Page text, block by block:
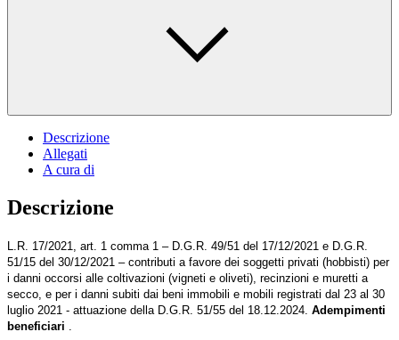
Descrizione
Allegati
A cura di
Descrizione
L.R. 17/2021, art. 1 comma 1 – D.G.R. 49/51 del 17/12/2021 e D.G.R.
51/15 del 30/12/2021 – contributi a favore dei soggetti privati (hobbisti) per
i danni occorsi alle coltivazioni (vigneti e oliveti), recinzioni e muretti a
secco, e per i danni subiti dai beni immobili e mobili registrati dal 23 al 30
luglio 2021 - attuazione della D.G.R. 51/55 del 18.12.2024. Adempimenti
beneficiari